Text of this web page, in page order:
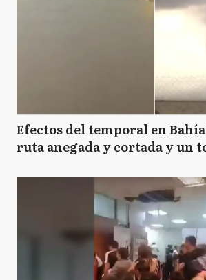
Efectos del temporal en
ruta anegada y cortada y un